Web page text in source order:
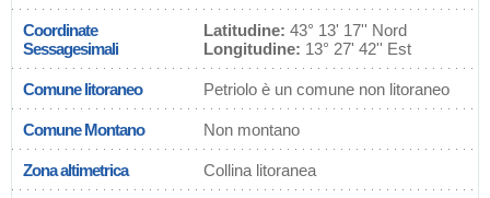
Coordinate
Sessagesimali
Latitudine: 43° 13' 17'' Nord
Longitudine: 13° 27' 42'' Est
Comune litoraneo Petriolo è un comune non litoraneo
Comune Montano Non montano
Zona altimetrica Collina litoranea